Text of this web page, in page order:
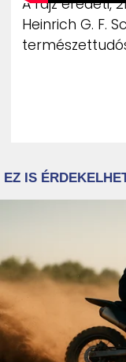
A rajz eredeti,
Heinrich G. F.